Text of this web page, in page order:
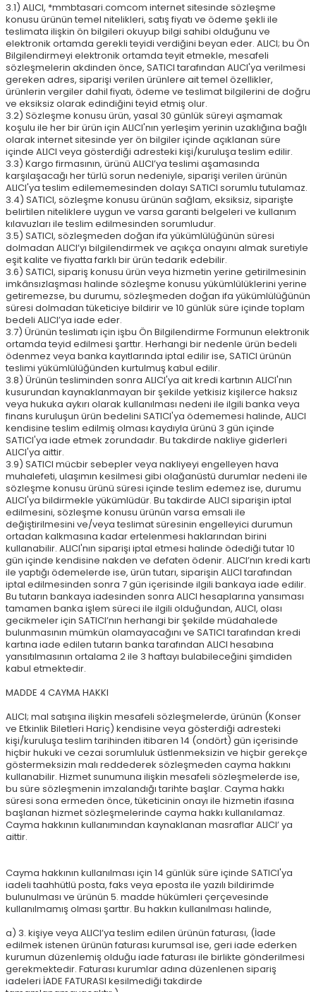
3.1) ALICI, *mmbtasari.comcom internet sitesinde sözleşme
konusu ürünün temel nitelikleri, satış fiyatı ve ödeme şekli ile
teslimata ilişkin ön bilgileri okuyup bilgi sahibi olduğunu ve
elektronik ortamda gerekli teyidi verdiğini beyan eder. ALICI; bu Ön
Bilgilendirmeyi elektronik ortamda teyit etmekle, mesafeli
sözleşmelerin akdinden önce, SATICI tarafından ALICI'ya verilmesi
gereken adres, siparişi verilen ürünlere ait temel özellikler,
ürünlerin vergiler dahil fiyatı, ödeme ve teslimat bilgilerini de doğru
ve eksiksiz olarak edindiğini teyid etmiş olur.
3.2) Sözleşme konusu ürün, yasal 30 günlük süreyi aşmamak
koşulu ile her bir ürün için ALICI'nın yerleşim yerinin uzaklığına bağlı
olarak internet sitesinde yer ön bilgiler içinde açıklanan süre
içinde ALICI veya gösterdiği adresteki kişi/kuruluşa teslim edilir.
3.3) Kargo firmasının, ürünü ALICI’ya teslimi aşamasında
karşılaşacağı her türlü sorun nedeniyle, siparişi verilen ürünün
ALICI'ya teslim edilememesinden dolayı SATICI sorumlu tutulamaz.
3.4) SATICI, sözleşme konusu ürünün sağlam, eksiksiz, siparişte
belirtilen niteliklere uygun ve varsa garanti belgeleri ve kullanım
kılavuzları ile teslim edilmesinden sorumludur.
3.5) SATICI, sözleşmeden doğan ifa yükümlülüğünün süresi
dolmadan ALICI’yı bilgilendirmek ve açıkça onayını almak suretiyle
eşit kalite ve fiyatta farklı bir ürün tedarik edebilir.
3.6) SATICI, sipariş konusu ürün veya hizmetin yerine getirilmesinin
imkânsızlaşması halinde sözleşme konusu yükümlülüklerini yerine
getiremezse, bu durumu, sözleşmeden doğan ifa yükümlülüğünün
süresi dolmadan tüketiciye bildirir ve 10 günlük süre içinde toplam
bedeli ALICI’ya iade eder.
3.7) Ürünün teslimatı için işbu Ön Bilgilendirme Formunun elektronik
ortamda teyid edilmesi şarttır. Herhangi bir nedenle ürün bedeli
ödenmez veya banka kayıtlarında iptal edilir ise, SATICI ürünün
teslimi yükümlülüğünden kurtulmuş kabul edilir.
3.8) Ürünün tesliminden sonra ALICI'ya ait kredi kartının ALICI'nın
kusurundan kaynaklanmayan bir şekilde yetkisiz kişilerce haksız
veya hukuka aykırı olarak kullanılması nedeni ile ilgili banka veya
finans kuruluşun ürün bedelini SATICI'ya ödememesi halinde, ALICI
kendisine teslim edilmiş olması kaydıyla ürünü 3 gün içinde
SATICI'ya iade etmek zorundadır. Bu takdirde nakliye giderleri
ALICI'ya aittir.
3.9) SATICI mücbir sebepler veya nakliyeyi engelleyen hava
muhalefeti, ulaşımın kesilmesi gibi olağanüstü durumlar nedeni ile
sözleşme konusu ürünü süresi içinde teslim edemez ise, durumu
ALICI'ya bildirmekle yükümlüdür. Bu takdirde ALICI siparişin iptal
edilmesini, sözleşme konusu ürünün varsa emsali ile
değiştirilmesini ve/veya teslimat süresinin engelleyici durumun
ortadan kalkmasına kadar ertelenmesi haklarından birini
kullanabilir. ALICI'nın siparişi iptal etmesi halinde ödediği tutar 10
gün içinde kendisine nakden ve defaten ödenir. ALICI’nın kredi kartı
ile yaptığı ödemelerde ise, ürün tutarı, siparişin ALICI tarafından
iptal edilmesinden sonra 7 gün içerisinde ilgili bankaya iade edilir.
Bu tutarın bankaya iadesinden sonra ALICI hesaplarına yansıması
tamamen banka işlem süreci ile ilgili olduğundan, ALICI, olası
gecikmeler için SATICI’nın herhangi bir şekilde müdahalede
bulunmasının mümkün olamayacağını ve SATICI tarafından kredi
kartına iade edilen tutarın banka tarafından ALICI hesabına
yansıtılmasının ortalama 2 ile 3 haftayı bulabileceğini şimdiden
kabul etmektedir.
MADDE 4 CAYMA HAKKI
ALICI; mal satışına ilişkin mesafeli sözleşmelerde, ürünün (Konser
ve Etkinlik Biletleri Hariç) kendisine veya gösterdiği adresteki
kişi/kuruluşa teslim tarihinden itibaren 14 (ondört) gün içerisinde
hiçbir hukuki ve cezai sorumluluk üstlenmeksizin ve hiçbir gerekçe
göstermeksizin malı reddederek sözleşmeden cayma hakkını
kullanabilir. Hizmet sunumuna ilişkin mesafeli sözleşmelerde ise,
bu süre sözleşmenin imzalandığı tarihte başlar. Cayma hakkı
süresi sona ermeden önce, tüketicinin onayı ile hizmetin ifasına
başlanan hizmet sözleşmelerinde cayma hakkı kullanılamaz.
Cayma hakkının kullanımından kaynaklanan masraflar ALICI’ ya
aittir.
Cayma hakkının kullanılması için 14 günlük süre içinde SATICI'ya
iadeli taahhütlü posta, faks veya eposta ile yazılı bildirimde
bulunulması ve ürünün 5. madde hükümleri çerçevesinde
kullanılmamış olması şarttır. Bu hakkın kullanılması halinde,
a) 3. kişiye veya ALICI’ya teslim edilen ürünün faturası, (İade
edilmek istenen ürünün faturası kurumsal ise, geri iade ederken
kurumun düzenlemiş olduğu iade faturası ile birlikte gönderilmesi
gerekmektedir. Faturası kurumlar adına düzenlenen sipariş
iadeleri İADE FATURASI kesilmediği takdirde